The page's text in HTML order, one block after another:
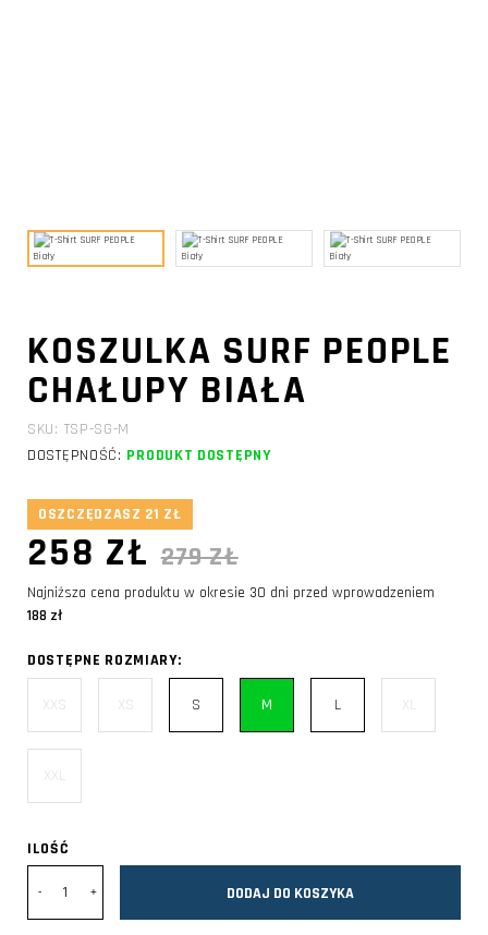
KOSZULKA SURF PEOPLE
CHAŁUPY BIAŁA
SKU: TSP-SG-M
DOSTĘPNOŚĆ: PRODUKT DOSTĘPNY
OSZCZĘDZASZ 21 ZŁ
258 ZŁ279 ZŁ
Najniższa cena produktu w okresie 30 dni przed wprowadzeniem
188 zł
DOSTĘPNE ROZMIARY:
XXS XS S M L XL
XXL
ILOŚĆ
DODAJ DO KOSZYKA